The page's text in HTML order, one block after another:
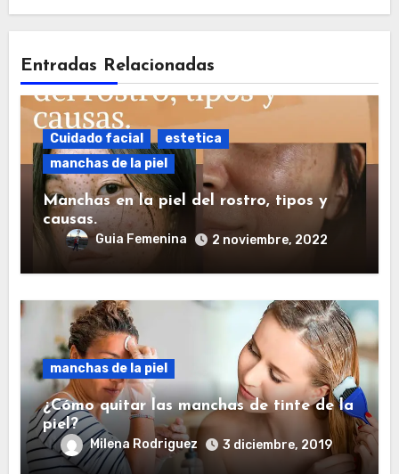
Entradas Relacionadas
Cuidado facial
estetica
manchas de la piel
Manchas en la piel del rostro, tipos y
causas.
Guia Femenina 2 noviembre, 2022
manchas de la piel
¿Cómo quitar las manchas de tinte de la
piel?
Milena Rodriguez 3 diciembre, 2019